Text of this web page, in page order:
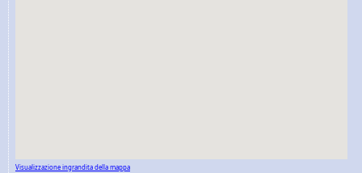
Visualizzazione ingrandita della mappa